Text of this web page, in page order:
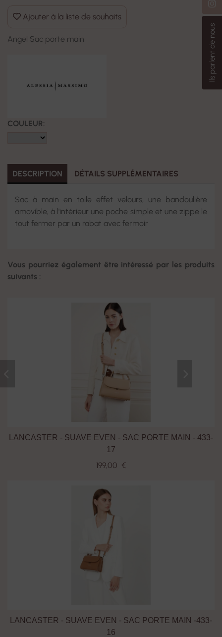
Ils parlent de nous
Ajouter à la liste de souhaits
Angel Sac porte main
COULEUR:
DESCRIPTION DÉTAILS SUPPLÉMENTAIRES
Sac à main en toile effet velours, une bandoulière
amovible, à l'intérieur une poche simple et une zippe le
tout fermer par un rabat avec fermoir
Vous pourriez également être intéressé par les produits
suivants :
LANCASTER - SUAVE EVEN - SAC PORTE MAIN - 433-
17
199,00 €
LANCASTER - SUAVE EVEN - SAC PORTE MAIN -433-
16